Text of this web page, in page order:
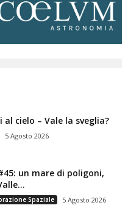
al cielo – Vale la sveglia?
5 Agosto 2026
un mare di poligoni,
Spaziale 5 Agosto 2026